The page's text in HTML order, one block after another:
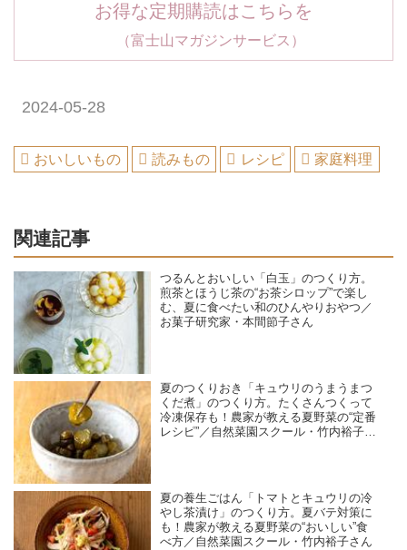
お得な定期購読はこちらを
（富士山マガジンサービス）
2024-05-28
おいしいもの 読みもの レシピ 家庭料理
関連記事
つるんとおいしい「白玉」のつくり方。
煎茶とほうじ茶の“お茶シロップ”で楽し
む、夏に食べたい和のひんやりおやつ／
お菓子研究家・本間節子さん
夏のつくりおき「キュウリのうまうまつ
くだ煮」のつくり方。たくさんつくって
冷凍保存も！農家が教える夏野菜の“定番
レシピ”／自然菜園スクール・竹内裕子さ
夏の養生ごはん「トマトとキュウリの冷
やし茶漬け」のつくり方。夏バテ対策に
も！農家が教える夏野菜の“おいしい”食
べ方／自然菜園スクール・竹内裕子さん